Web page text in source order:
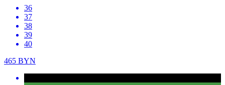
36
37
38
39
40
465 BYN